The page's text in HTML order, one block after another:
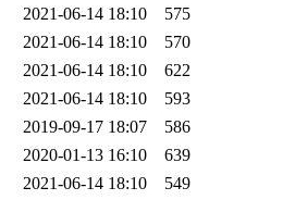
2021-06-14 18:10
575
2021-06-14 18:10
570
2021-06-14 18:10
622
2021-06-14 18:10
593
2019-09-17 18:07
586
2020-01-13 16:10
639
2021-06-14 18:10
549